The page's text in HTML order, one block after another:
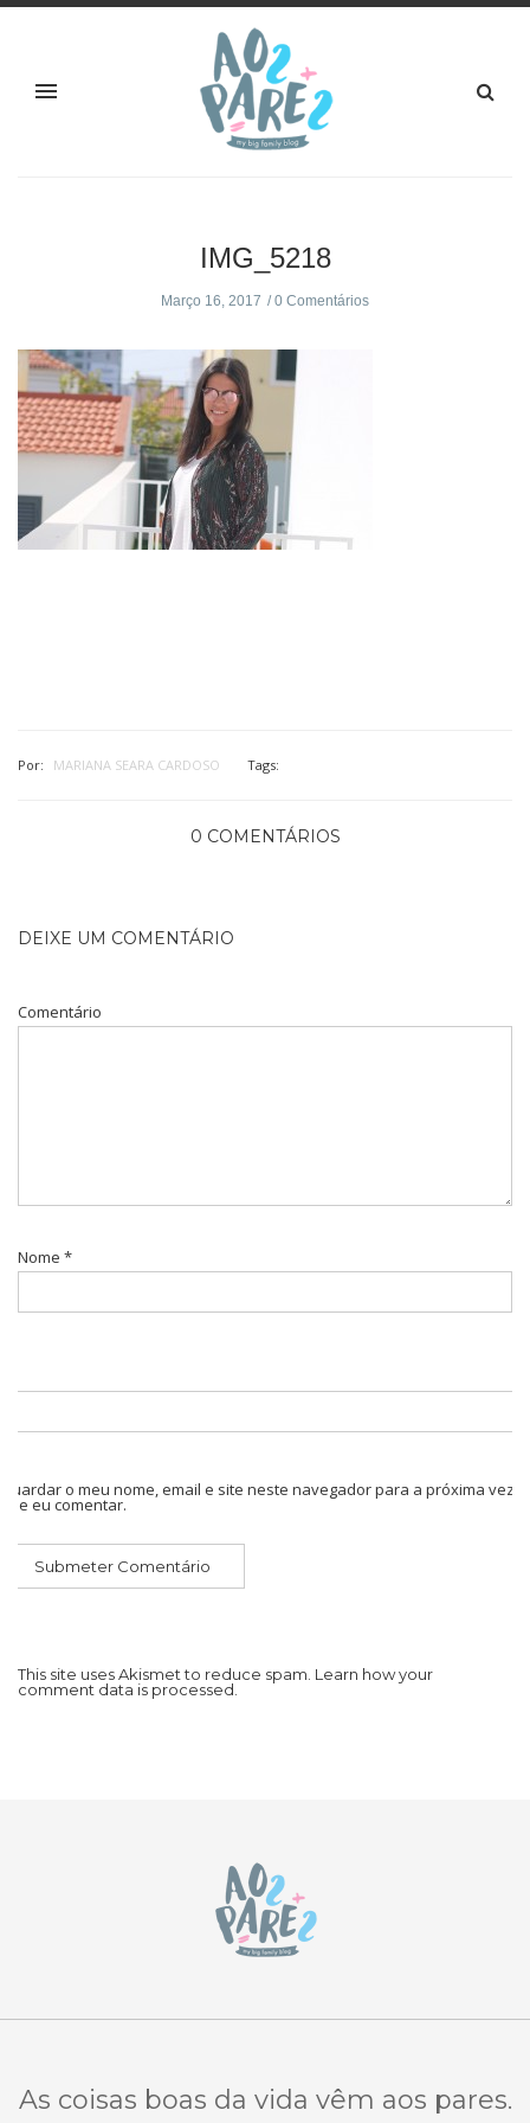
IMG_5218
Março 16, 2017 0 Comentários
Por: MARIANA SEARA CARDOSO Tags:
0 COMENTÁRIOS
DEIXE UM COMENTÁRIO
Comentário
Nome *
Guardar o meu nome, email e site neste navegador para a próxima vez
que eu comentar.
This site uses Akismet to reduce spam. Learn how your
comment data is processed.
As coisas boas da vida vêm aos pares.